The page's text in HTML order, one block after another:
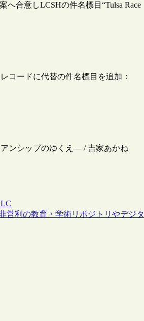
合意しLCSHの件名標目“Tulsa Race
コードに代替の件名標目を追加：
ンシップのゆくえ― / 吉家あかね
営利の教育・学術リポジトリやデジタ